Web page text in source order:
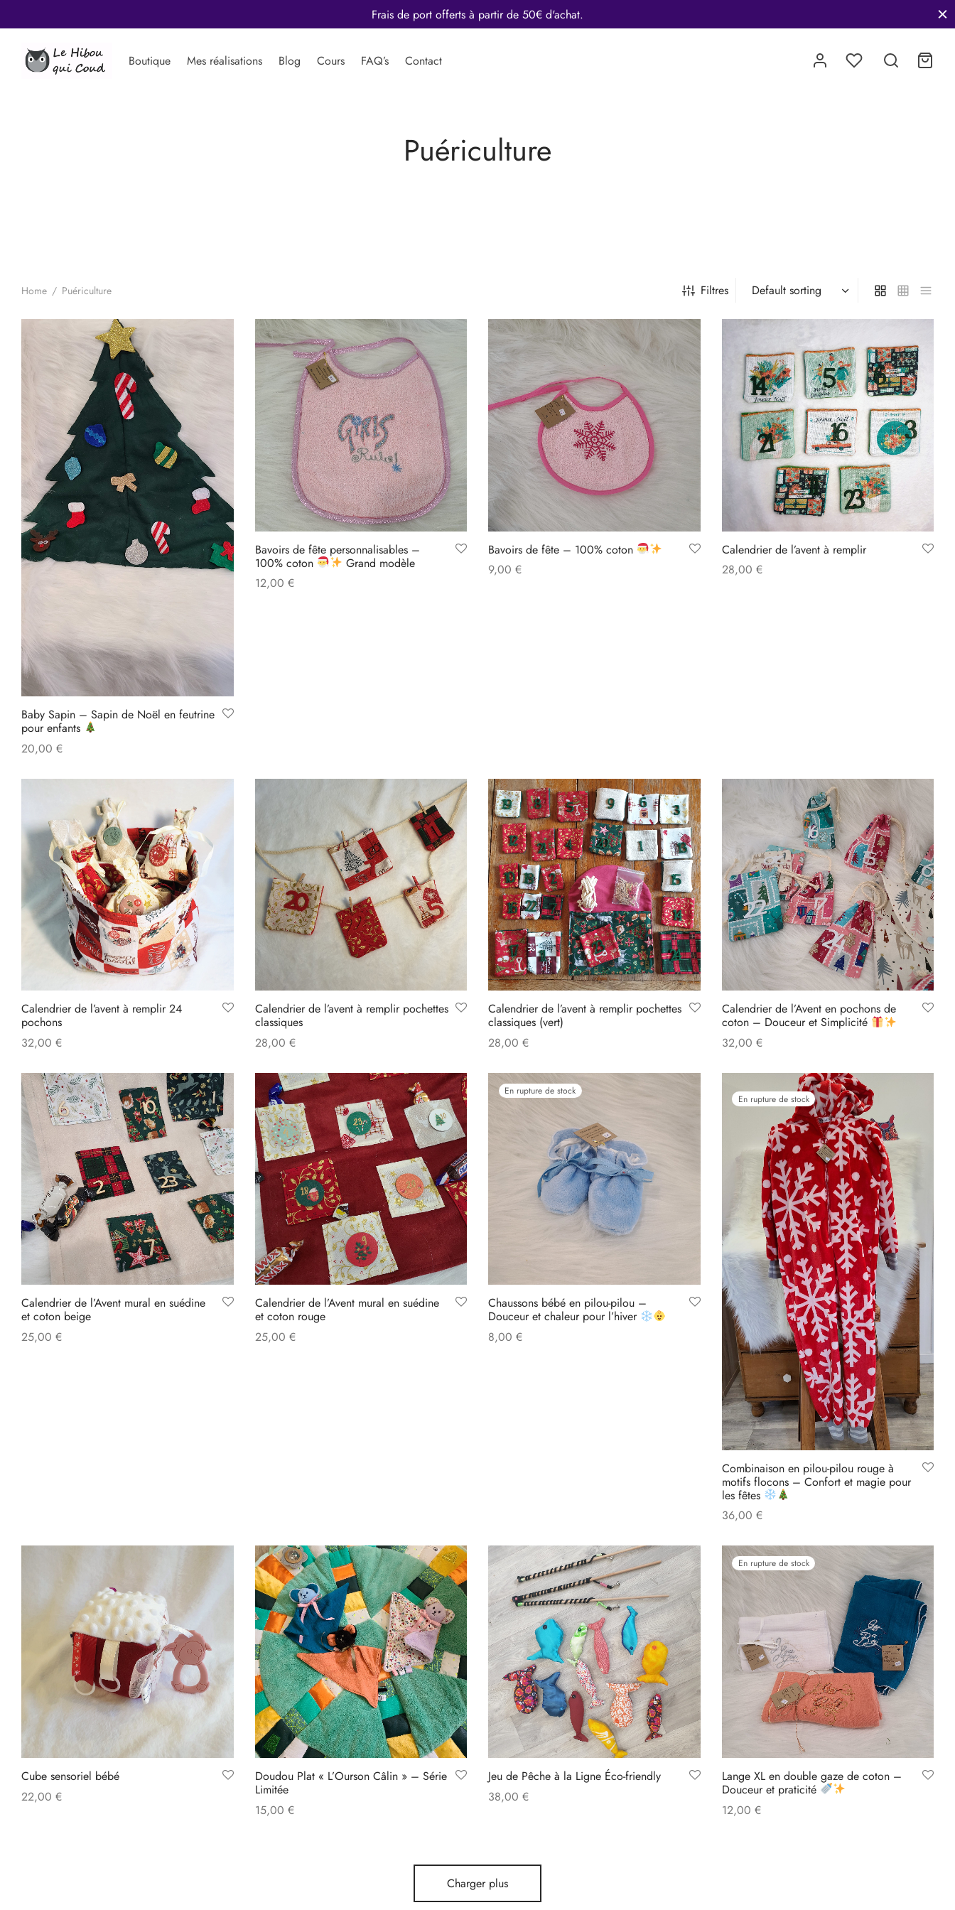
Frais de port offerts à partir de 50€ d'achat.
Boutique Mes réalisations Blog Cours FAQ’s Contact
Puériculture
Home / Puériculture Filtres
Baby Sapin – Sapin de Noël en feutrine
pour enfants
20,00 €
Bavoirs de fête personnalisables –
100% coton
Grand modèle
12,00 €
Bavoirs de fête – 100% coton
9,00 €
Calendrier de l’avent à remplir
28,00 €
Calendrier de l’avent à remplir 24
pochons
32,00 €
Calendrier de l’avent à remplir pochettes
classiques
28,00 €
Calendrier de l’avent à remplir pochettes
classiques (vert)
28,00 €
Calendrier de l’Avent en pochons de
coton – Douceur et Simplicité
32,00 €
Calendrier de l’Avent mural en suédine
et coton beige
25,00 €
Calendrier de l’Avent mural en suédine
et coton rouge
25,00 €
En rupture de stock
Chaussons bébé en pilou-pilou –
Douceur et chaleur pour l’hiver
8,00 €
En rupture de stock
Combinaison en pilou-pilou rouge à
motifs flocons – Confort et magie pour
les fêtes
36,00 €
Cube sensoriel bébé
22,00 €
Doudou Plat « L’Ourson Câlin » – Série
Limitée
15,00 €
Jeu de Pêche à la Ligne Éco-friendly
38,00 €
En rupture de stock
Lange XL en double gaze de coton –
Douceur et praticité
12,00 €
Charger plus